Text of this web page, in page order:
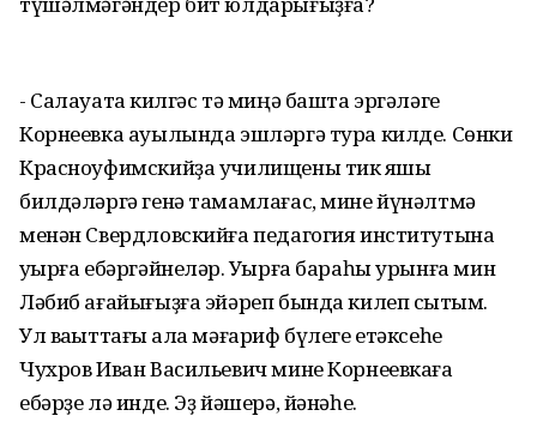
- Салауатҡа килгәс тә миңә башта эргәләге
Корнеевка ауылында эшләргә тура килде. Сөнки
Красноуфимскийҙа училищены тик яҡшы
билдәләргә генә тамамлағас, мине йүнәлтмә
менән Свердловскийға педагогия институтына
уҡырға ебәргәйнеләр. Уҡырға бараһы урынға мин
Ләбиб ағайығыҙға эйәреп бында килеп сыҡтым.
Ул ваҡыттағы ҡала мәғариф бүлеге етәксеһе
Чухров Иван Васильевич мине Корнеевкаға
ебәрҙе лә инде. Эҙ йәшерә, йәнәһе.